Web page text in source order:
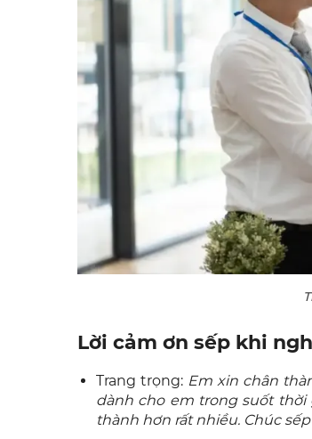
Lời cảm ơn sếp khi
Trang trọng: Em xin chân
dành cho em trong suốt thời
thành hơn rất nhiều. Chúc